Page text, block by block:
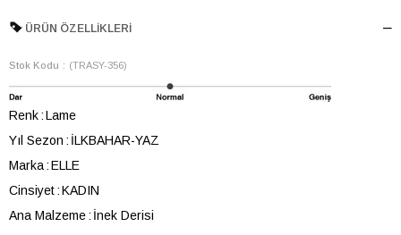
ÜRÜN ÖZELLIKLERI
Stok Kodu (TRASY-356)
Renk Lame
Yıl Sezon
İLKBAHAR-YAZ
Marka ELLE
Cinsiyet KADIN
Ana Malzeme İnek Derisi